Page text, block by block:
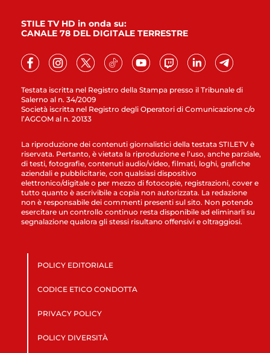
Testata iscritta nel Registro della Stampa presso il Tribunale di
Salerno al n. 34/2009
Società iscritta nel Registro degli Operatori di Comunicazione c/o
l’AGCOM al n. 20133
STILE TV HD in onda su:
CANALE 78 DEL DIGITALE TERRESTRE
La riproduzione dei contenuti giornalistici della testata STILETV è
riservata. Pertanto, è vietata la riproduzione e l’uso, anche parziale,
di testi, fotografie, contenuti audio/video, filmati, loghi, grafiche
aziendali e pubblicitarie, con qualsiasi dispositivo
elettronico/digitale o per mezzo di fotocopie, registrazioni, cover e
tutto quanto è ascrivibile a copia non autorizzata. La redazione
non è responsabile dei commenti presenti sul sito. Non potendo
esercitare un controllo continuo resta disponibile ad eliminarli su
segnalazione qualora gli stessi risultano offensivi e oltraggiosi.
POLICY EDITORIALE
CODICE ETICO CONDOTTA
PRIVACY POLICY
POLICY DIVERSITÀ